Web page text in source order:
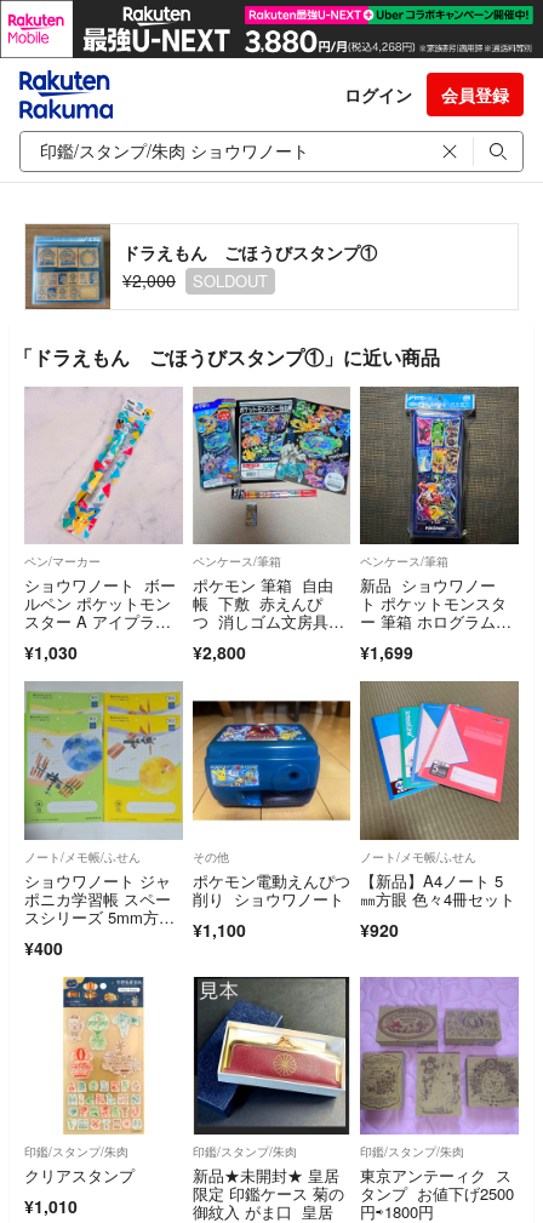
ログイン 会員登録
ドラえもん ごほうびスタンプ①
¥2,000
SOLDOUT
「ドラえもん ごほうびスタンプ①」に近い商品
ペン/マーカー
ショウワノート ボー
ルペン ポケットモン
スター A アイプラ
¥1,030
ペンケース/筆箱
ポケモン 筆箱 自由
帳 下敷 赤えんぴ
つ 消しゴム文房具５
¥2,800
ペンケース/筆箱
新品 ショウワノー
ト ポケットモンスタ
ー 筆箱 ホログラムふ
¥1,699
ノート/メモ帳/ふせん
ショウワノート ジャ
ポニカ学習帳 スペー
スシリーズ 5mm方眼
¥400
その他
ポケモン電動えんぴつ
削り ショウワノート
¥1,100
ノート/メモ帳/ふせん
【新品】A4ノート 5
㎜方眼 色々4冊セット
¥920
印鑑/スタンプ/朱肉
クリアスタンプ
¥1,010
印鑑/スタンプ/朱肉
新品★未開封★ 皇居
限定 印鑑ケース 菊の
御紋入 がま口 皇居
印鑑/スタンプ/朱肉
東京アンテーィク ス
タンプ お値下げ2500
円⇨1800円